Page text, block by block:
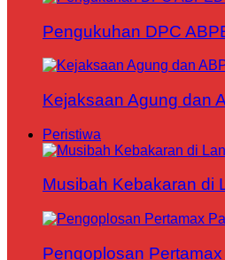
Pengukuhan DPC
Kejaksaan Agung dan
Peristiwa
Musibah Kebakaran di
Pengoplosan